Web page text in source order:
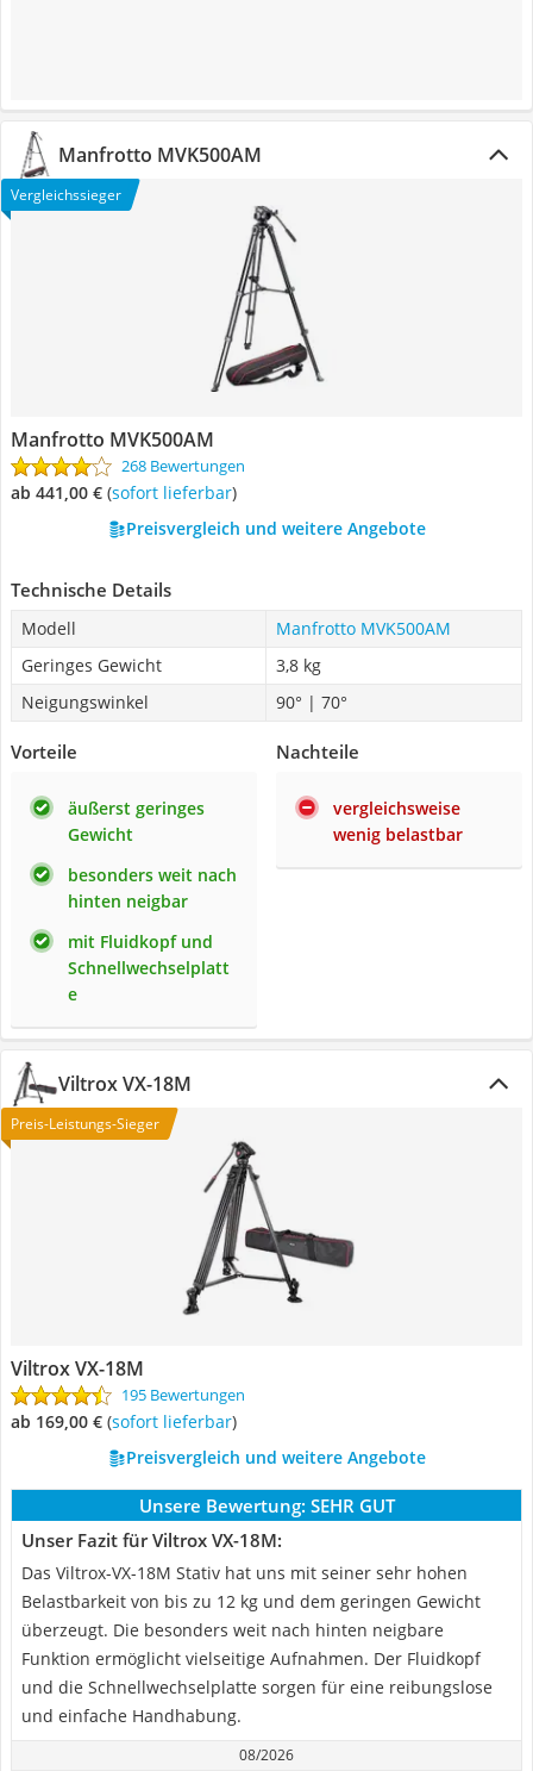
Manfrotto MVK500AM
Vergleichssieger
Manfrotto MVK500AM
268 Bewertungen
ab 441,00 € ( Sofort lieferbar)
Preisvergleich und weitere Angebote
Technische Details
Modell
Manfrotto MVK500AM
Geringes Gewicht
3,8 kg
Neigungswinkel
90° | 70°
Vorteile
äußerst geringes
Gewicht
besonders weit nach
hinten neigbar
mit Fluidkopf und
Schnellwechselplatt
e
Nachteile
vergleichsweise
wenig belastbar
Viltrox VX-18M
Preis-Leistungs-Sieger
Viltrox VX-18M
195 Bewertungen
ab 169,00 € ( Sofort lieferbar)
Preisvergleich und weitere Angebote
Unsere Bewertung: SEHR GUT
Unser Fazit für Viltrox VX-18M:
Das Viltrox-VX-18M Stativ hat uns mit seiner sehr hohen
Belastbarkeit von bis zu 12 kg und dem geringen Gewicht
überzeugt. Die besonders weit nach hinten neigbare
Funktion ermöglicht vielseitige Aufnahmen. Der Fluidkopf
und die Schnellwechselplatte sorgen für eine reibungslose
und einfache Handhabung.
08/2026